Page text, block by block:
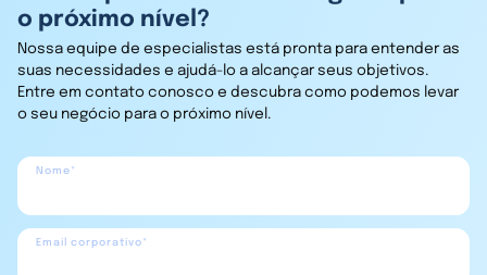
o próximo nível?
Nossa equipe de especialistas está pronta para entender as
suas necessidades e ajudá-lo a alcançar seus objetivos.
Entre em contato conosco e descubra como podemos levar
o seu negócio para o próximo nível.
Nome*
Email corporativo*